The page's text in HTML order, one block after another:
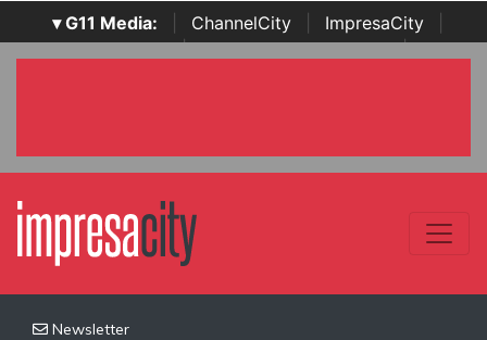
▾ G11 Media: ChannelCity ImpresaCity
SecurityOpenLab | Italian Channel Awards | Italian
Newsletter